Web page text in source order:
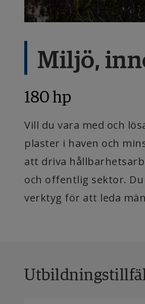
Miljö,
180 hp
Vill du vara med och
plaster i haven och
att driva
och offentlig sektor.
verktyg för att leda